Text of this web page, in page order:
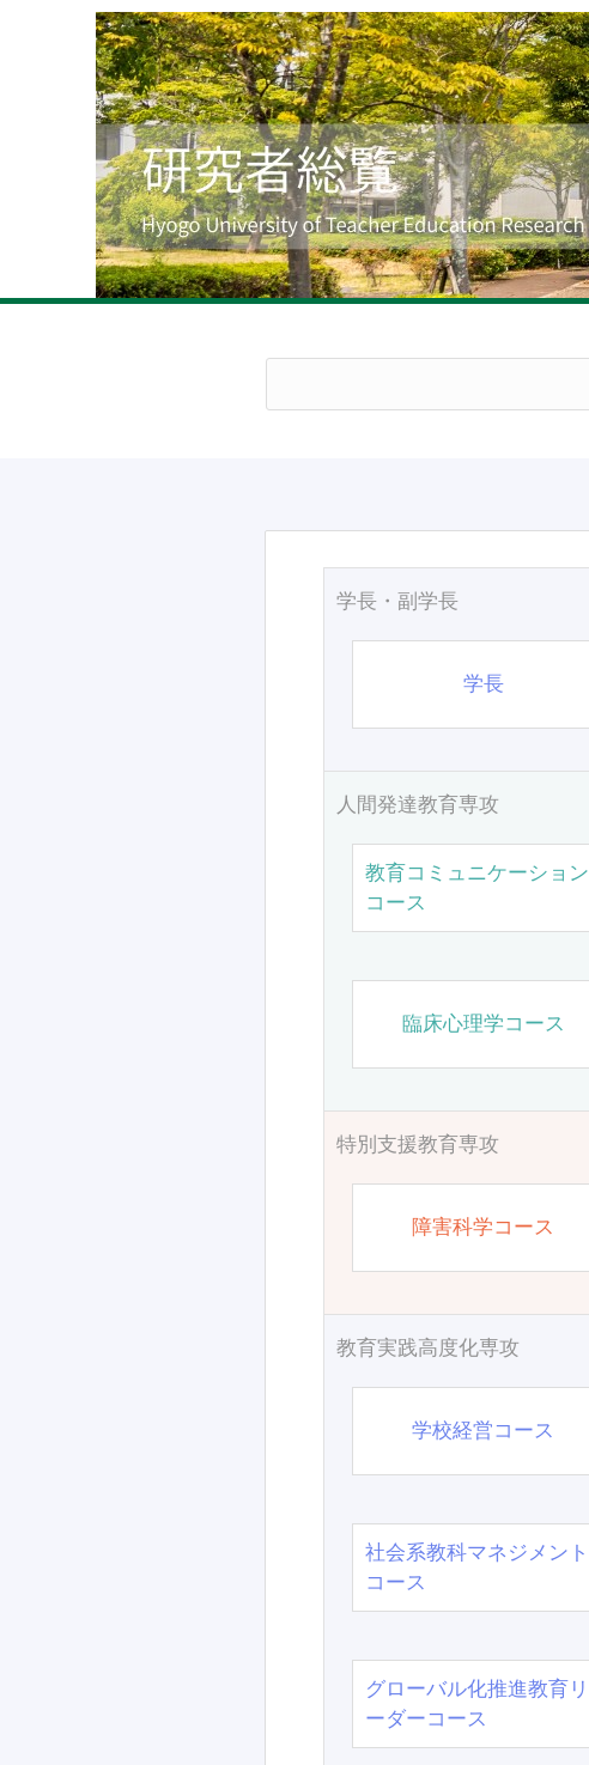
学長・副学長
学長
人間発達教育専攻
教育コミュニケーション
コース
臨床心理学コース
特別支援教育専攻
障害科学コース
教育実践高度化専攻
学校経営コース
社会系教科マネジメント
コース
グローバル化推進教育リ
ーダーコース